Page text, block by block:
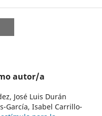
autor/a
José Luis Durán
García, Isabel Carrillo-